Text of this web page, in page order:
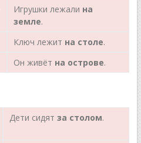
Игрушки лежали на
земле.
Ключ лежит на столе.
Он живёт на острове.
Дети сидят за столом.